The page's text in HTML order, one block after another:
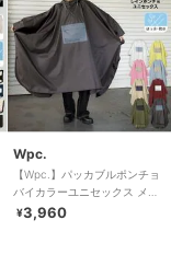
Wpc.
【Wpc.】パッカブルポンチョ
バイカラーユニセックス メン
ズ レディース レインコート
¥3,960